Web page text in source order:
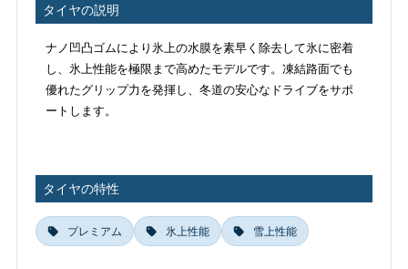
タイヤの説明
ナノ凹凸ゴムにより氷上の水膜を素早く除去して氷に密着
し、氷上性能を極限まで高めたモデルです。凍結路面でも
優れたグリップ力を発揮し、冬道の安心なドライブをサポ
ートします。
タイヤの特性
プレミアム 氷上性能 雪上性能